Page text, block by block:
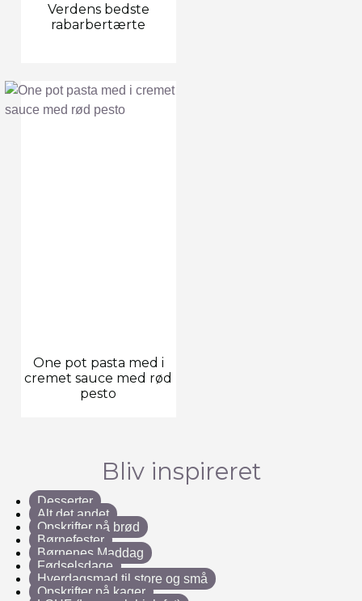
Verdens bedste
rabarbertærte
One pot pasta med i
cremet sauce med rød
pesto
Bliv inspireret
Desserter
Alt det andet
Opskrifter på brød
Børnefester
Børnenes Maddag
Fødselsdage
Hverdagsmad til store og små
Opskrifter på kager